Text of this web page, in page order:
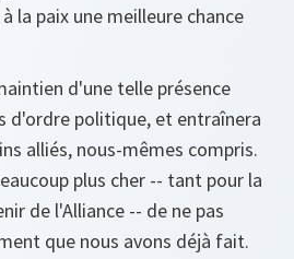
la paix une meilleure chance
d'une telle présence
d'ordre politique, et entraînera
alliés, nous-mêmes compris.
plus cher -- tant pour la
de l'Alliance -- de ne pas
que nous avons déjà fait.